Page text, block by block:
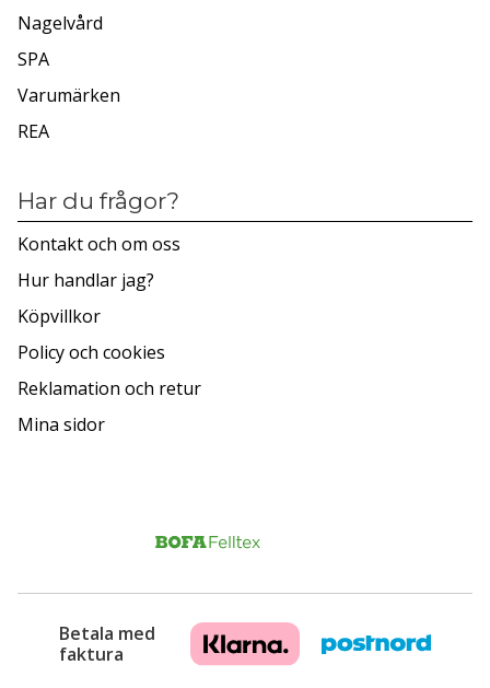
Nagelvård
SPA
Varumärken
REA
Har du frågor?
Kontakt och om oss
Hur handlar jag?
Köpvillkor
Policy och cookies
Reklamation och retur
Mina sidor
Betala med
faktura